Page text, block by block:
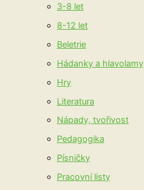
3-8 let
8-12 let
Beletrie
Hádanky a hlavolamy
Hry
Literatura
Nápady, tvořivost
Pedagogika
Písničky
Pracovní listy